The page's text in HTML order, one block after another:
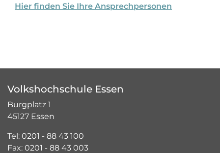
Hier finden Sie Ihre Ansprechpersonen
Volkshochschule Essen
Burgplatz 1
45127 Essen
Tel: 0201 - 88 43 100
Fax: 0201 - 88 43 003